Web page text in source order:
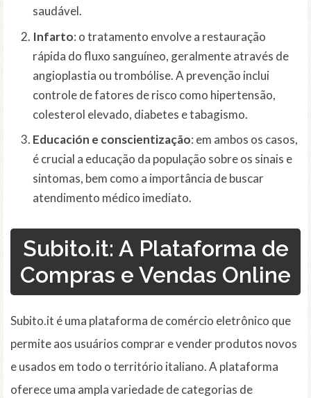
saudável.
Infarto: o tratamento envolve a restauração
rápida do fluxo sanguíneo, geralmente através de
angioplastia ou trombólise. A prevenção inclui
controle de fatores de risco como hipertensão,
colesterol elevado, diabetes e tabagismo.
Educación e conscientização: em ambos os casos,
é crucial a educação da população sobre os sinais e
sintomas, bem como a importância de buscar
atendimento médico imediato.
Subito.it: A Plataforma de
Compras e Vendas Online
Subito.it é uma plataforma de comércio eletrônico que
permite aos usuários comprar e vender produtos novos
e usados em todo o território italiano. A plataforma
oferece uma ampla variedade de categorias de